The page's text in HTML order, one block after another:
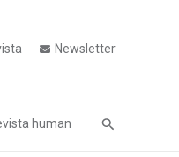
Newsletter
human Pesquisa